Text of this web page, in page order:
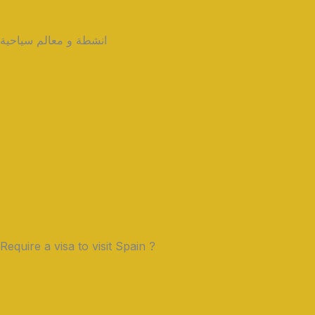
انشطة و معالم سياحية
Require a visa to visit Spain ?